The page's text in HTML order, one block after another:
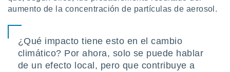
aumento de la concentración de partículas de aerosol.
¿Qué impacto tiene esto en el cambio
climático? Por ahora, solo se puede hablar
de un efecto local, pero que contribuye a